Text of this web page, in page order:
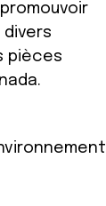
pièces